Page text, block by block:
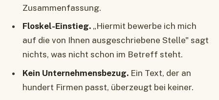
Zusammenfassung.
Floskel-Einstieg.„Hiermit bewerbe ich mich
auf die von Ihnen ausgeschriebene Stelle" sagt
nichts, was nicht schon im Betreff steht.
Kein Unternehmensbezug.Ein Text, der an
hundert Firmen passt, überzeugt bei keiner.